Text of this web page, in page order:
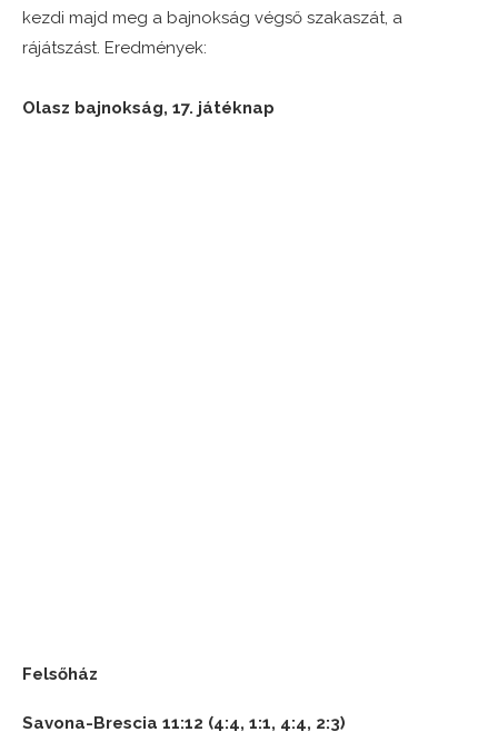
kezdi majd meg a bajnokság végső szakaszát, a
rájátszást. Eredmények:
Olasz bajnokság, 17. játéknap
Felsőház
Savona-Brescia 11:12 (4:4, 1:1, 4:4, 2:3)